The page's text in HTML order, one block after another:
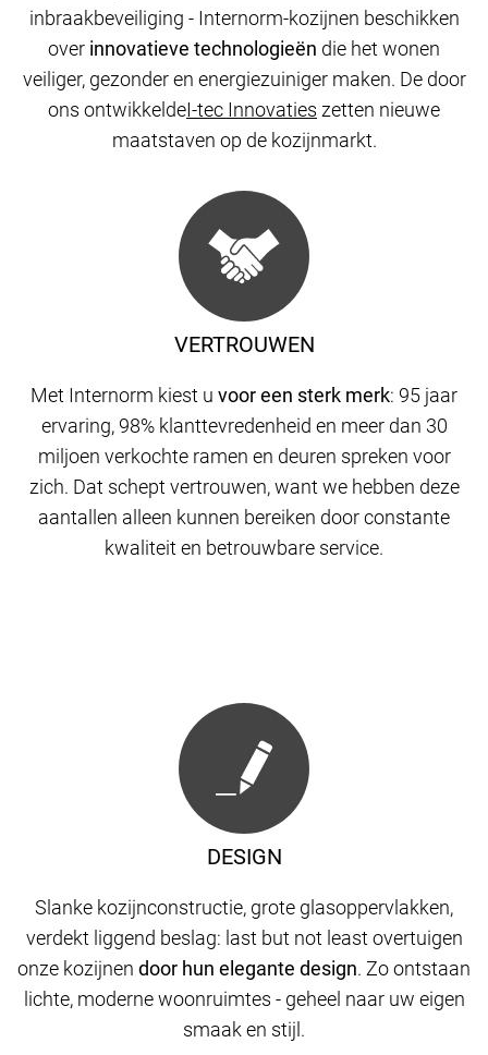
VERTROUWEN
Met Internorm kiest u voor een sterk merk: 95 jaar
ervaring, 98% klanttevredenheid en meer dan 30
miljoen verkochte ramen en deuren spreken voor
zich. Dat schept vertrouwen, want we hebben deze
aantallen alleen kunnen bereiken door constante
kwaliteit en betrouwbare service.
inbraakbeveiliging - Internorm-kozijnen beschikken
over innovatieve technologieën die het wonen
veiliger, gezonder en energiezuiniger maken. De door
ons ontwikkeldeI-tec Innovaties zetten nieuwe
maatstaven op de kozijnmarkt.
DESIGN
Slanke kozijnconstructie, grote glasoppervlakken,
verdekt liggend beslag: last but not least overtuigen
onze kozijnen door hun elegante design. Zo ontstaan
​​lichte, moderne woonruimtes - geheel naar uw eigen
smaak en stijl.